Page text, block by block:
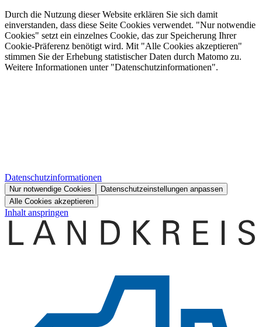
Durch die Nutzung dieser Website erklären Sie sich damit
einverstanden, dass diese Seite Cookies verwendet. "Nur notwendie
Cookies" setzt ein einzelnes Cookie, das zur Speicherung Ihrer
Cookie-Präferenz benötigt wird. Mit "Alle Cookies akzeptieren"
stimmen Sie der Erhebung statistischer Daten durch Matomo zu.
Weitere Informationen unter "Datenschutzinformationen".
Datenschutzinformationen
Nur notwendige Cookies
Datenschutzeinstellungen anpassen
Alle Cookies akzeptieren
Inhalt anspringen